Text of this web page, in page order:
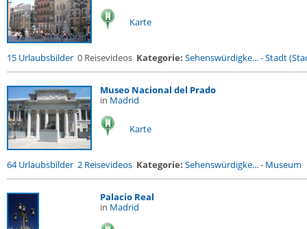
Karte
15 Urlaubsbilder 0 Reisevideos Kategorie: Sehenswürdigke...-Stadt
Museo Nacional del Prado
in Madrid
Karte
64 Urlaubsbilder 2 Reisevideos Kategorie: Sehenswürdigke...- Museum
Palacio Real
in Madrid